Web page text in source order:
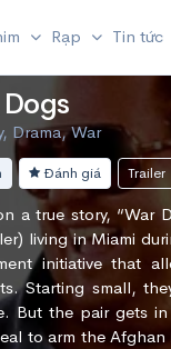
Rạp Tin tức
Drama, War
Đánh giá Trailer
a true story, “War
living in Miami
initiative that
Starting small,
But the pair gets
to arm the